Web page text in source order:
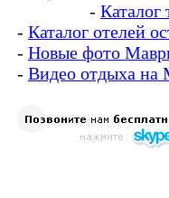
-
- Каталог отелей
- Новые фото
- Видео отдыха на